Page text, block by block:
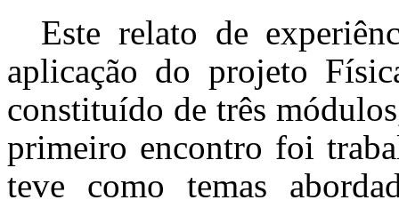
Este relato de
aplicação do projeto
constituído de três
primeiro encontro foi
teve como temas